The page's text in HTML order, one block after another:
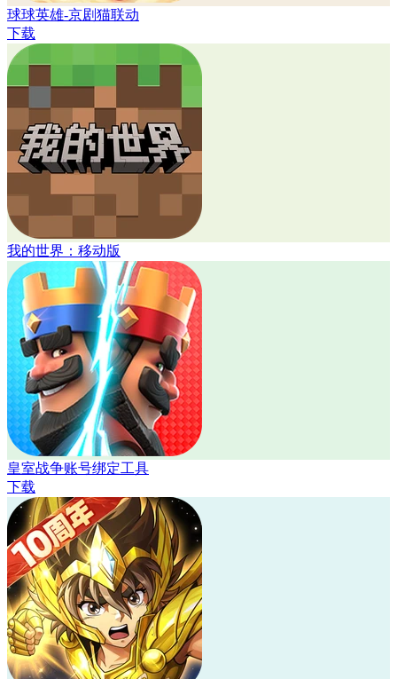
球球英雄-京剧猫联动
下载
我的世界：移动版
皇室战争账号绑定工具
下载